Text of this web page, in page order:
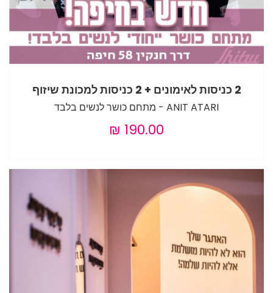
2 כניסות לאימונים + 2 כניסות למכונת שיזוף
ANIT ATARI - מתחם כושר לנשים בלבד